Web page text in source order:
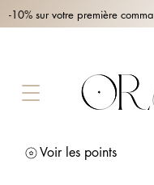
-10% sur votre première
Voir les points